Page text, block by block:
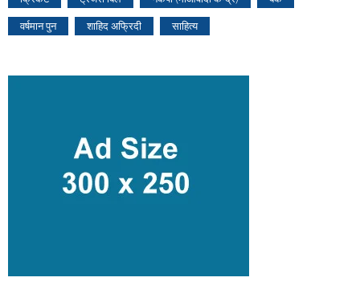
वर्षमान पुन शाहिद अफ्रिदी साहित्य